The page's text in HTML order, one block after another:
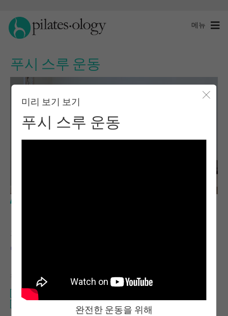
메뉴
푸시 스루 운동
미리 보기 보기
푸시 스루 운동
완전한 운동을 위해
빅토리아 토리-카판
필요한 장비
타워
캐딜락